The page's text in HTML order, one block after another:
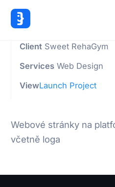
ClientSweet RehaGym
ServicesWeb Design
ViewLaunch Project
Webové stránky na
včetně loga